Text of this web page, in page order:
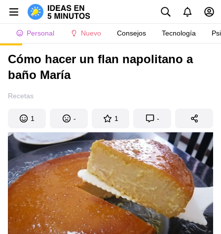
Personal Nuevo Consejos Tecnología
Cómo hacer un flan napolitano a
baño María
Recetas
1 - 1 -